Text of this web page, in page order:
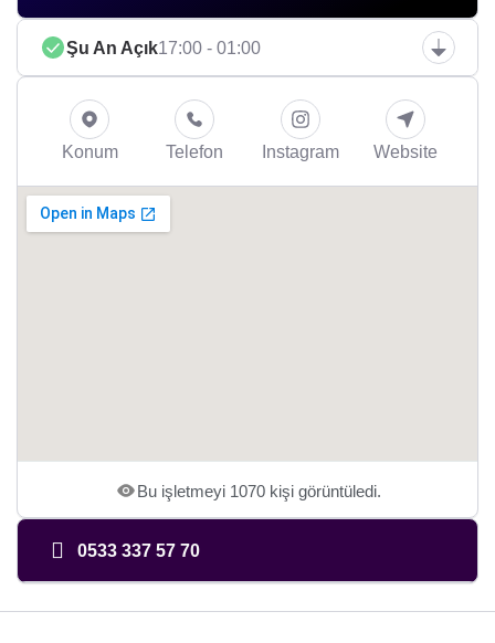
Şu An Açık17:00 - 01:00
Konum Telefon Instagram Website
Bu işletmeyi 1070 kişi görüntüledi.
0533 337 57 70